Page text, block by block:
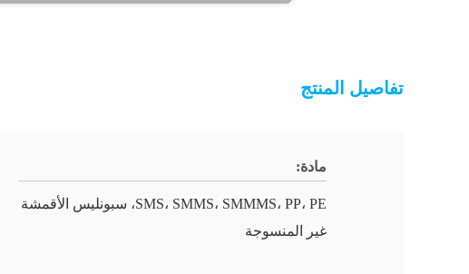
تفاصيل المنتج
مادة:
SMS، SMMS، SMMMS، PP، PE، سبونليس الأقمشة
غير المنسوجة